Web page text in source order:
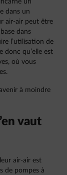
un
dans un
air-air peut être
dans
l’utilisation de
donc qu’elle est
où vous
à moindre
vaut
air-air est
de pompes à